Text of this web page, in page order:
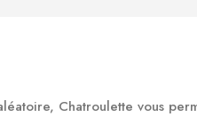
Chatroulette vous